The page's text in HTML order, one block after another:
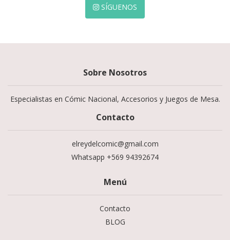
SÍGUENOS
Sobre Nosotros
Especialistas en Cómic Nacional, Accesorios y Juegos de Mesa.
Contacto
elreydelcomic@gmail.com
Whatsapp +569 94392674
Menú
Contacto
BLOG